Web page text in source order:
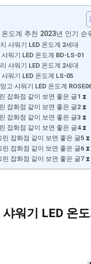
도계 추천 2023년 인기 순
샤워기 LED 온도계 2세대
샤워기 LED 온도계 BD-LS-01
샤워기 LED 온도계 2세대
샤워기 LED 온도계 LS-05
고 샤워기 LED 온도계
잡화점 같이 보면 좋은 글1 ⧗
잡화점 같이 보면 좋은 글2 ⧗
잡화점 같이 보면 좋은 글3 ⧗
잡화점 같이 보면 좋은 글4 ⧗
린 잡화점 같이 보면 좋은 글5 ⧗
린 잡화점 같이 보면 좋은 글6 ⧗
린 잡화점 같이 보면 좋은 글7 ⧗
워기 LED 온